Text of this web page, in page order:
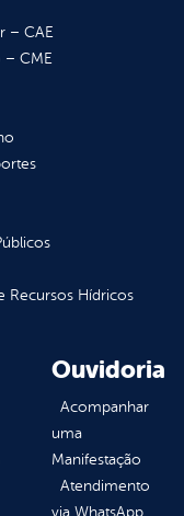
– CAE
– CME
Recursos Hídricos
Ouvidoria
Acompanhar
uma
Manifestação
Atendimento
via WhatsApp